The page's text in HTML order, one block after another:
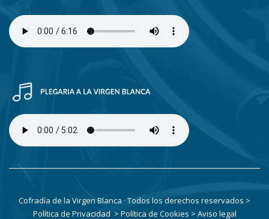
Cofradía de la Virgen Blanca · Todos los derechos reservados >
Política de Privacidad > Política de Cookies > Aviso legal